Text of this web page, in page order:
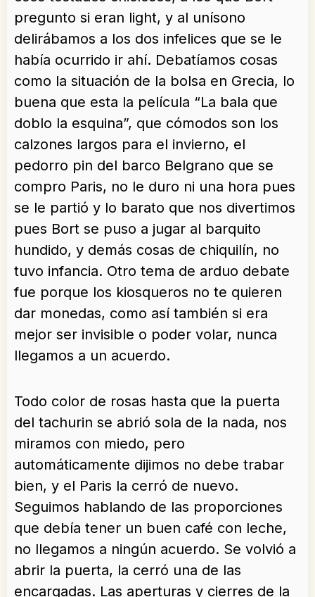
pregunto si eran light, y al unísono
delirábamos a los dos infelices que se le
había ocurrido ir ahí. Debatíamos cosas
como la situación de la bolsa en Grecia, lo
buena que esta la película “La bala que
doblo la esquina”, que cómodos son los
calzones largos para el invierno, el
pedorro pin del barco Belgrano que se
compro Paris, no le duro ni una hora pues
se le partió y lo barato que nos divertimos
pues Bort se puso a jugar al barquito
hundido, y demás cosas de chiquilín, no
tuvo infancia. Otro tema de arduo debate
fue porque los kiosqueros no te quieren
dar monedas, como así también si era
mejor ser invisible o poder volar, nunca
llegamos a un acuerdo.
Todo color de rosas hasta que la puerta
del tachurin se abrió sola de la nada, nos
miramos con miedo, pero
automáticamente dijimos no debe trabar
bien, y el Paris la cerró de nuevo.
Seguimos hablando de las proporciones
que debía tener un buen café con leche,
no llegamos a ningún acuerdo. Se volvió a
abrir la puerta, la cerró una de las
encargadas. Las aperturas y cierres de la